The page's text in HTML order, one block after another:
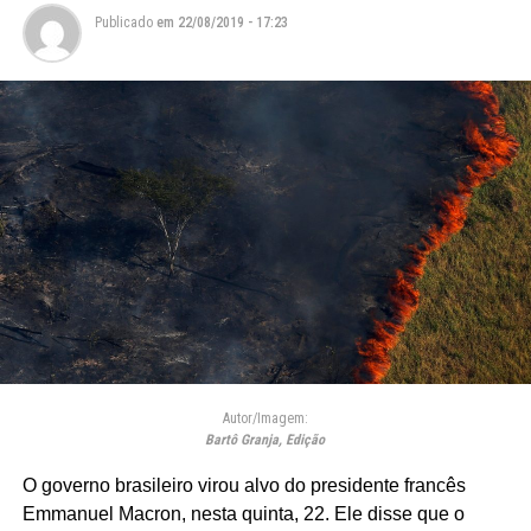
Publicado em 22/08/2019 - 17:23
Autor/Imagem:
Bartô Granja, Edição
O governo brasileiro virou alvo do presidente francês
Emmanuel Macron, nesta quinta, 22. Ele disse que o